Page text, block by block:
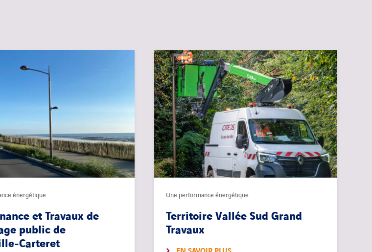
énergétique
et Travaux de
public de
Carteret
Une performance énergétique
Territoire Vallée Sud Grand
Travaux